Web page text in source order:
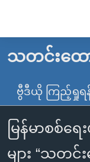
လွယ်ကူ
သည့်
Link
များ
ပင်မ
မူလစာမျက်နှာ
မြန်မာ
ကမ္ဘာ့သတင်းများ
နိုင်ငံတကာ
အမေရိကန်
ဗွီဒီယို
သတင်းလွတ်လပ်ခွင့်
သတင်းထ
ဗွီဒီယို ကြည့်ရှုရ
မြန်မာစစ်ရ
များ “သတ